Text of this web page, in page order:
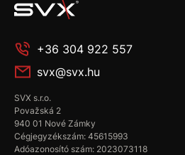
+36 304 922 557
svx@svx.hu
SVX s.r.o.
Považská 2
940 01 Nové Zámky
Cégjegyzékszám: 45615993
Adóazonosító szám: 2023073118